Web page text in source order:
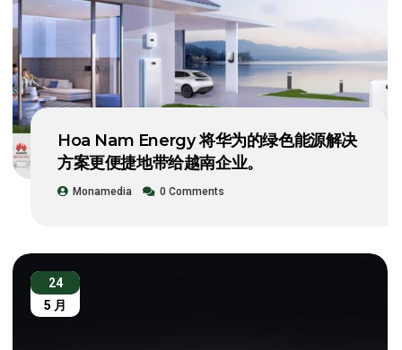
Hoa Nam Energy 将华为的绿色能源解决
方案更便捷地带给越南企业。
Monamedia 0 Comments
24
5 月